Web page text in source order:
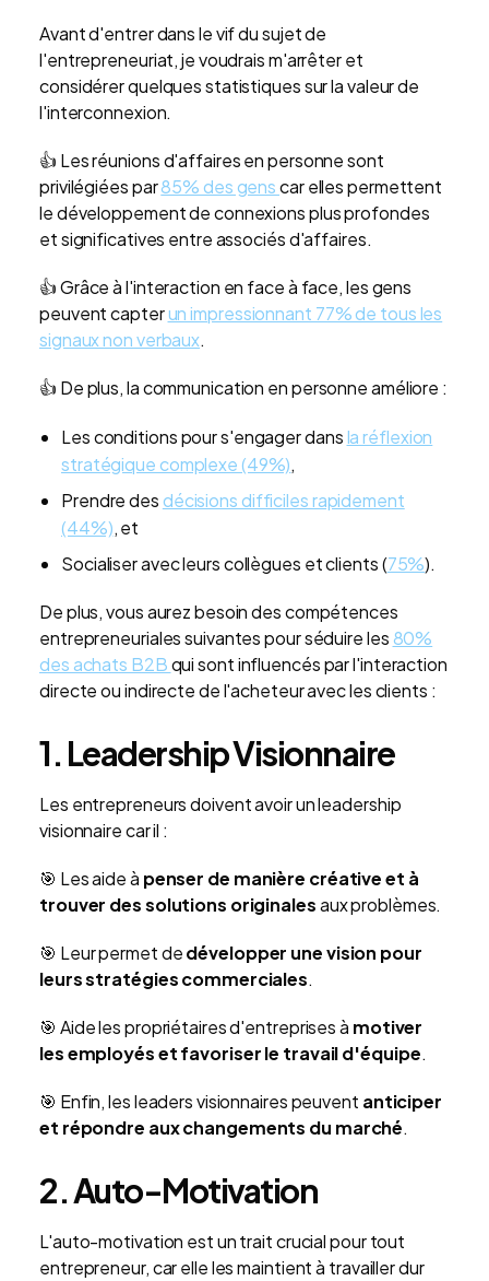
Avant d'entrer dans le vif du sujet de
l'entrepreneuriat, je voudrais m'arrêter et
considérer quelques statistiques sur la valeur de
l'interconnexion.
👍 Les réunions d'affaires en personne sont
privilégiées par85% des genscar elles permettent
le développement de connexions plus profondes
et significatives entre associés d'affaires.
👍 Grâce à l'interaction en face à face, les gens
peuvent capterun impressionnant 77% de tous les
signaux non verbaux.
👍 De plus, la communication en personne améliore :
Les conditions pour s'engager dansla réflexion
stratégique complexe (49%),
Prendre desdécisions difficiles rapidement
(44%), et
Socialiser avec leurs collègues et clients (75%).
De plus, vous aurez besoin des compétences
entrepreneuriales suivantes pour séduire les80%
des achats B2Bqui sont influencés par l'interaction
directe ou indirecte de l'acheteur avec les clients :
1. Leadership Visionnaire
Les entrepreneurs doivent avoir un leadership
visionnaire car il :
🎯 Les aide à penser de manière créative et à
trouver des solutions originalesaux problèmes.
🎯 Leur permet dedévelopper une vision pour
leurs stratégies commerciales.
🎯 Aide les propriétaires d'entreprises à motiver
les employés et favoriser le travail d'équipe.
🎯 Enfin, les leaders visionnaires peuvent anticiper
et répondre aux changements du marché.
2. Auto-Motivation
L'auto-motivation est un trait crucial pour tout
entrepreneur, car elle les maintient à travailler dur